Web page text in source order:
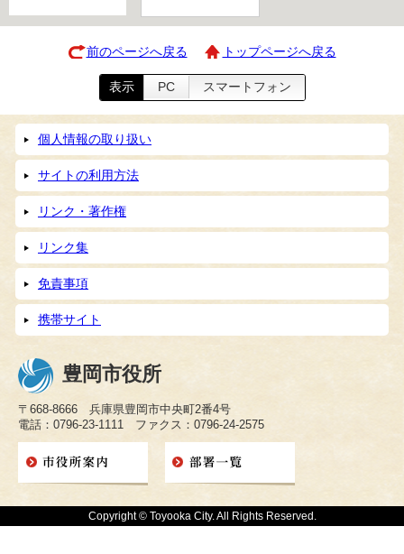
前のページへ戻る トップページへ戻る
表示 PC スマートフォン
個人情報の取り扱い
サイトの利用方法
リンク・著作権
リンク集
免責事項
携帯サイト
豊岡市役所
〒668-8666 兵庫県豊岡市中央町2番4号
電話：0796-23-1111 ファクス：0796-24-2575
Copyright © Toyooka City. All Rights Reserved.